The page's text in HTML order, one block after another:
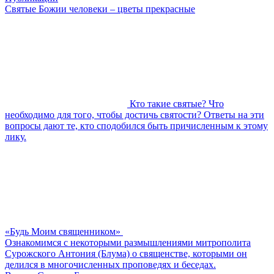
Святые Божии человеки – цветы прекрасные
Кто такие святые? Что
необходимо для того, чтобы достичь святости? Ответы на эти
вопросы дают те, кто сподобился быть причисленным к этому
лику.
«Будь Моим священником»
Ознакомимся с некоторыми размышлениями митрополита
Сурожского Антония (Блума) о священстве, которыми он
делился в многочисленных проповедях и беседах.